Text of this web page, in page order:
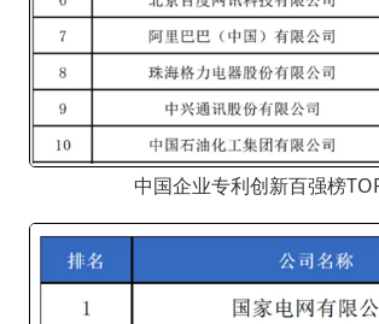
中国企业专利创新百强榜